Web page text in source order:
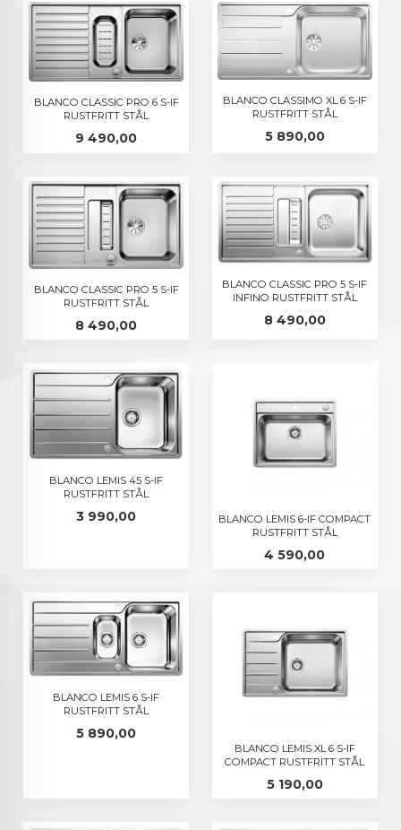
BLANCO CLASSIC PRO 6 S-IF
RUSTFRITT STÅL
Pris
9 490,00
BLANCO CLASSIMO XL 6 S-IF
RUSTFRITT STÅL
Pris
5 890,00
BLANCO CLASSIC PRO 5 S-IF
RUSTFRITT STÅL
Pris
8 490,00
BLANCO CLASSIC PRO 5 S-IF
INFINO RUSTFRITT STÅL
Pris
8 490,00
BLANCO LEMIS 45 S-IF
RUSTFRITT STÅL
Pris
3 990,00
BLANCO LEMIS 6-IF COMPACT
RUSTFRITT STÅL
Pris
4 590,00
BLANCO LEMIS 6 S-IF
RUSTFRITT STÅL
Pris
5 890,00
BLANCO LEMIS XL 6 S-IF
COMPACT RUSTFRITT STÅL
Pris
5 190,00